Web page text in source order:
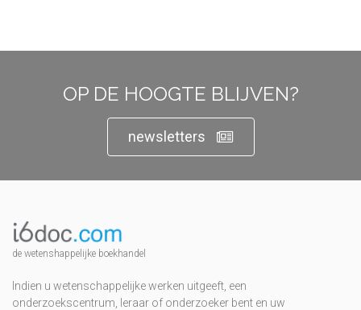
OP DE HOOGTE BLIJVEN?
newsletters
de wetenshappelijke boekhandel
Indien u wetenschappelijke werken uitgeeft, een
onderzoekscentrum, leraar of onderzoeker bent en uw